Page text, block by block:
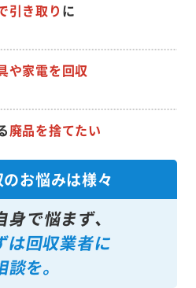
や家電を回収
引き取り に
廃品を捨てたい
お悩みは様々
身で悩まず、
は回収業者に
談を。